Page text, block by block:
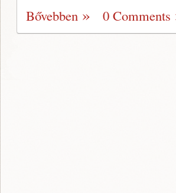
Bővebben 0 Comments